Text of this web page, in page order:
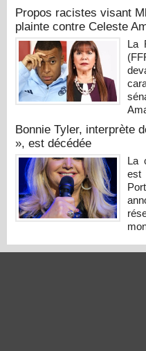
Propos racistes visant
plainte contre Celeste
La
Bonnie Tyler, interprète
», est décédée
La
est